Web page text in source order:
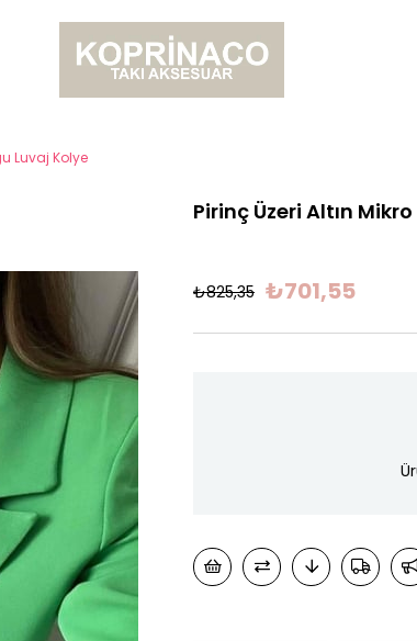
Luvaj Kolye
Pirinç Üzeri Altın
₺825,35 ₺701,55